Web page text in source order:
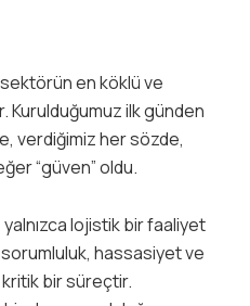
en köklü ve
Kurulduğumuz ilk günden
verdiğimiz her sözde,
“güven” oldu.
yalnızca lojistik bir faaliyet
hassasiyet ve
bir süreçtir.